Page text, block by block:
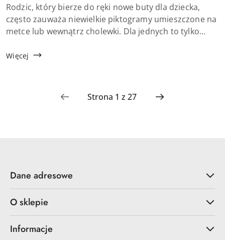
Treść
artykułu:
Rodzic, który bierze do ręki nowe buty dla dziecka,
często zauważa niewielkie piktogramy umieszczone na
metce lub wewnątrz cholewki. Dla jednych to tylko
na butach potrafią jednak realnie ...
Więcej
Dane adresowe
O sklepie
Informacje